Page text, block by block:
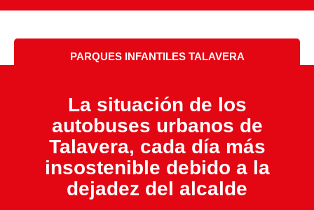
PARQUES INFANTILES TALAVERA
La situación de los
autobuses urbanos de
Talavera, cada día más
insostenible debido a la
dejadez del alcalde